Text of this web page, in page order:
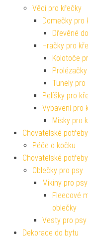
Věci pro křečky
Domečky pro
Dřevěné
Hračky pro
Kolotoče
Tunely pro
Pelíšky pro
Vybavení pro
Misky pro
Chovatelské
Péče o kočku
Chovatelské
Oblečky pro psy
Mikiny pro psy
Fleecové
oblečky
Vesty pro psy
Dekorace do bytu